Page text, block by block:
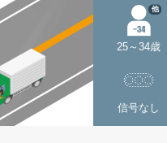
25～34歳
他
信号なし